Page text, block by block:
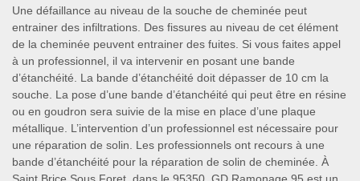
Une défaillance au niveau de la souche de cheminée peut
entrainer des infiltrations. Des fissures au niveau de cet élément
de la cheminée peuvent entrainer des fuites. Si vous faites appel
à un professionnel, il va intervenir en posant une bande
d’étanchéité. La bande d’étanchéité doit dépasser de 10 cm la
souche. La pose d’une bande d’étanchéité qui peut être en résine
ou en goudron sera suivie de la mise en place d’une plaque
métallique. L’intervention d’un professionnel est nécessaire pour
une réparation de solin. Les professionnels ont recours à une
bande d’étanchéité pour la réparation de solin de cheminée. À
Saint Brice Sous Foret, dans le 95350, GD Ramonage 95 est un